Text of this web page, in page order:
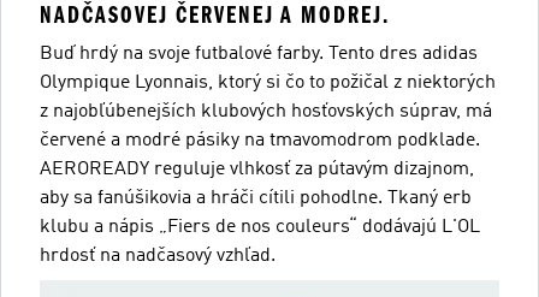
NADČASOVEJ ČERVENEJ A MODREJ.
Buď hrdý na svoje futbalové farby. Tento dres adidas
Olympique Lyonnais, ktorý si čo to požičal z niektorých
z najobľúbenejších klubových hosťovských súprav, má
červené a modré pásiky na tmavomodrom podklade.
AEROREADY reguluje vlhkosť za pútavým dizajnom,
aby sa fanúšikovia a hráči cítili pohodlne. Tkaný erb
klubu a nápis „Fiers de nos couleurs“ dodávajú L'OL
hrdosť na nadčasový vzhľad.